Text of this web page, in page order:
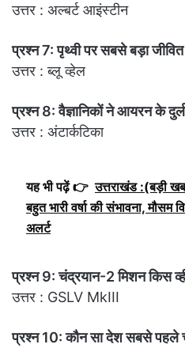
उत्तर : अल्बर्ट आइंस्टीन
प्रश्न 7: पृथ्वी पर सबसे बड़ा
उत्तर : ब्लू व्हेल
प्रश्न 8: वैज्ञानिकों ने आयरन के
उत्तर : अंटार्कटिका
यह भी पढ़ें 👉 उत्तराखंड :(बड़ी
बहुत भारी वर्षा की संभावना, मौसम
अलर्ट
प्रश्न 9: चंद्रयान-2 मिशन किस
उत्तर : GSLV MkIII
प्रश्न 10: कौन सा देश सबसे पहले